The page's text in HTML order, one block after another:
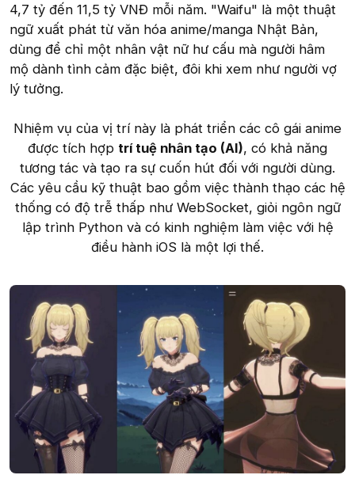
4,7 tỷ đến 11,5 tỷ VNĐ mỗi năm. "Waifu" là một thuật
ngữ xuất phát từ văn hóa anime/manga Nhật Bản,
dùng để chỉ một nhân vật nữ hư cấu mà người hâm
mộ dành tình cảm đặc biệt, đôi khi xem như người vợ
lý tưởng.
Nhiệm vụ của vị trí này là phát triển các cô gái anime
được tích hợp trí tuệ nhân tạo (AI), có khả năng
tương tác và tạo ra sự cuốn hút đối với người dùng.
Các yêu cầu kỹ thuật bao gồm việc thành thạo các hệ
thống có độ trễ thấp như WebSocket, giỏi ngôn ngữ
lập trình Python và có kinh nghiệm làm việc với hệ
điều hành iOS là một lợi thế.